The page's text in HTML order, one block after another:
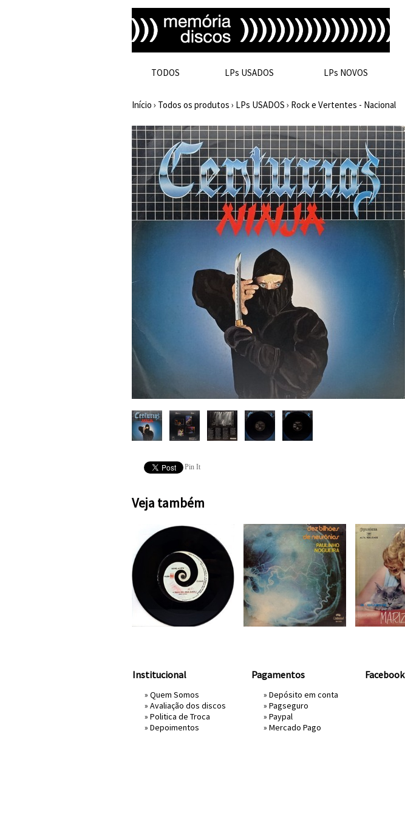
TODOS LPs USADOS LPs NOVOS
Início › Todos os produtos › LPs USADOS › Rock e Vertentes - Nacional
Pin It
Veja também
Institucional
» Quem Somos
» Avaliação dos discos
» Politica de Troca
» Depoimentos
Pagamentos
» Depósito em conta
» Pagseguro
» Paypal
» Mercado Pago
Facebook